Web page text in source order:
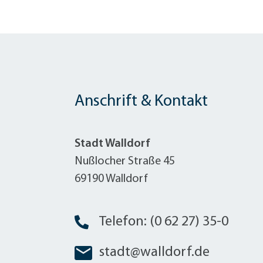
Anschrift & Kontakt
Stadt Walldorf
Nußlocher Straße 45
69190 Walldorf
Telefon: (0 62 27) 35-0
stadt@walldorf.de